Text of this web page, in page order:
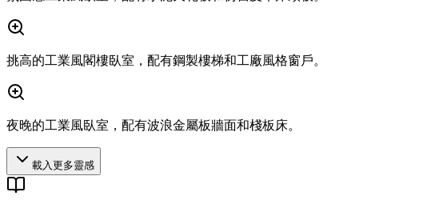
挑高的工業風閣樓臥室，配有鋼製樓梯和工廠風格窗戶。
夜晚的工業風臥室，配有波浪金屬板牆面和棧板床。
載入更多靈感